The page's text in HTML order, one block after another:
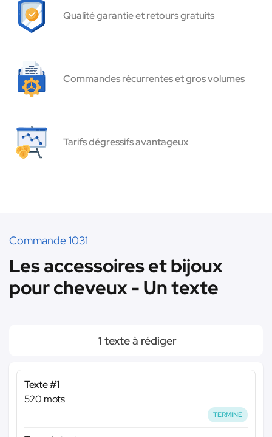
Qualité garantie et retours gratuits
Commandes récurrentes et gros volumes
Tarifs dégressifs avantageux
Commande 1031
Les accessoires et bijoux
pour cheveux - Un texte
1 texte à rédiger
Texte #1
520 mots
TERMINÉ